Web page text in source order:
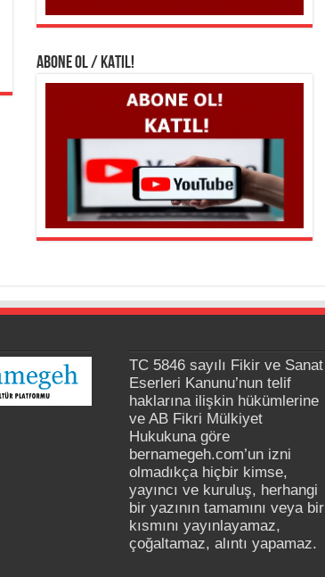
ABONE OL / KATIL!
TC 5846 sayılı Fikir ve Sanat
Eserleri Kanunu’nun telif
haklarına ilişkin hükümlerine
ve AB Fikri Mülkiyet
Hukukuna göre
bernamegeh.com’un izni
olmadıkça hiçbir kimse,
yayıncı ve kuruluş, herhangi
bir yazının tamamını veya bir
kısmını yayınlayamaz,
çoğaltamaz, alıntı yapamaz.